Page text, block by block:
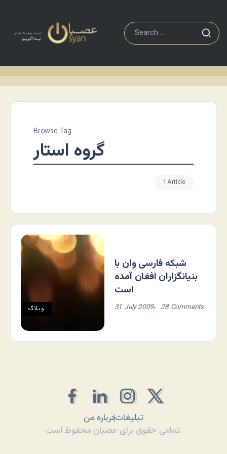
Browse Tag
گروه استار
1 Article
وبلاگ
شبکه فارسی وان با
بنیانگزاران افغان آمده
است
31 July 2009 28 Comments
درباره منتبلیغات
تمامی حقوق برای عصیان محفوظ است.